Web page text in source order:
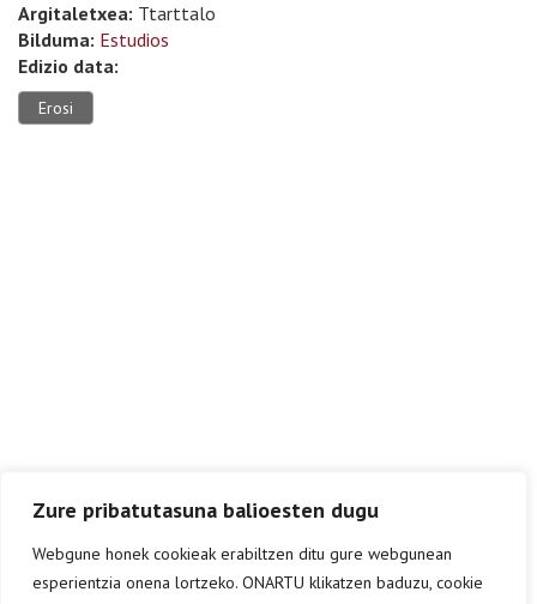
Zure pribatutasuna balioesten dugu
Webgune honek cookieak erabiltzen ditu gure webgunean
esperientzia onena lortzeko. ONARTU klikatzen baduzu, cookie
Argitaletxea: Ttarttalo
Bilduma: Estudios
Edizio data:
Erosi